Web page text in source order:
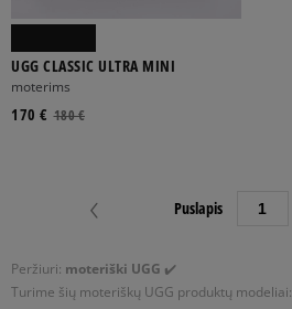
Peržiuri: moteriški UGG ✔️
Turime šių moteriškų UGG produktų modeliai:
UGG CLASSIC ULTRA MINI
moterims
180 €
170 €
Puslapis